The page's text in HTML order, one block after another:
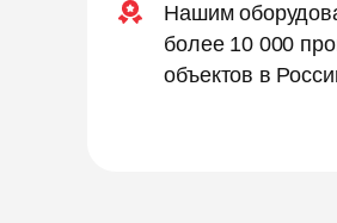
Нашим
более 10 000
объектов в